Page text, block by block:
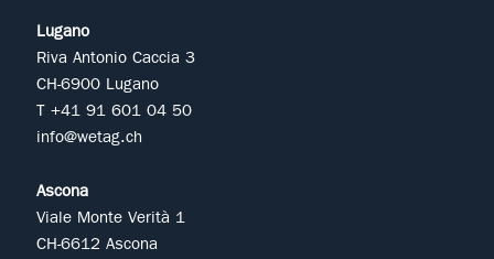
Lugano
Riva Antonio Caccia 3
CH-6900 Lugano
T +41 91 601 04 50
info@wetag.ch
Ascona
Viale Monte Verità 1
CH-6612 Ascona